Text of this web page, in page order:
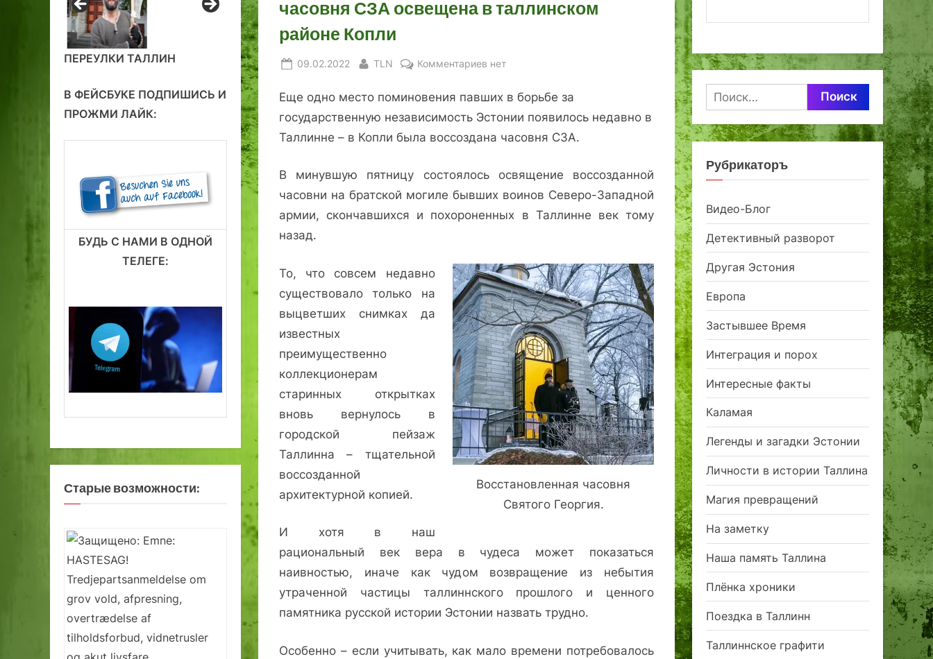
часовня СЗА освещена в таллинском
районе Копли
Posted
09.02.2022 By
TLN Комментариев к
Место
памяти
павших:
освещена
в
Копли
нет
Еще одно место поминовения павших в борьбе за
государственную независимость Эстонии появилось недавно в
Таллинне – в Копли была воссоздана часовня СЗА.
В минувшую пятницу состоялось освящение воссозданной
часовни на братской могиле бывших воинов Северо-Западной
армии, скончавшихся и похороненных в Таллинне век тому
назад.
Восстановленная часовня
Святого Георгия.
То, что совсем недавно
существовало только на
выцветших снимках да
известных
преимущественно
коллекционерам
старинных открытках
вновь вернулось в
городской пейзаж
Таллинна – тщательной
воссозданной
архитектурной копией.
И хотя в наш
рациональный век вера в чудеса может показаться
наивностью, иначе как чудом возвращение из небытия
утраченной частицы таллиннского прошлого и ценного
памятника русской истории Эстонии назвать трудно.
Особенно – если учитывать, как мало времени потребовалось
ПЕРЕУЛКИ ТАЛЛИН
В ФЕЙСБУКЕ ПОДПИШИСЬ И
ПРОЖМИ ЛАЙК:
БУДЬ С НАМИ В ОДНОЙ
ТЕЛЕГЕ:
Старые возможности:
Найти:
Рубрикаторъ
Видео-Блог
Детективный разворот
Другая Эстония
Европа
Застывшее Время
Интеграция и порох
Интересные факты
Каламая
Легенды и загадки Эстонии
Личности в истории Таллина
Магия превращений
На заметку
Наша память Таллина
Плёнка хроники
Поездка в Таллинн
Таллиннское графити